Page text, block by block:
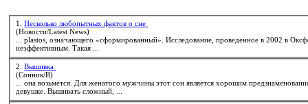
1.Несколько любопытных фактов о сне
(Новости/Latest News)
... plastos, означающего «сформированный».
неэффективным. Такая ...
2.Вышивка
(Сонник/В)
... она возьмется. Для женатого мужчины этотсон является хорошим предзнаменованием: скоро в его доме
девушке. Вышивать сложный, ...